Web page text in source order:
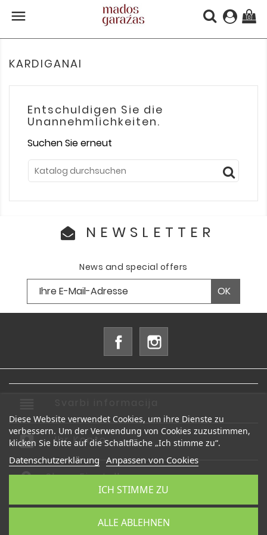
 (0)
KARDIGANAI
Entschuldigen Sie die
Unannehmlichkeiten.
Suchen Sie erneut
NEWSLETTER
News and special offers
Facebook
account_box Ihr Konto
Shop-Einstellungen
Diese Website verwendet Cookies, um ihre Dienste zu
verbessern. Um der Verwendung von Cookies zuzustimmen,
klicken Sie bitte auf die Schaltfläche „Ich stimme zu“.
Datenschutzerklärung Anpassen von Cookies
ALLE ABLEHNEN
ICH STIMME ZU
© 2026 - Shop-Software von PrestaShop™